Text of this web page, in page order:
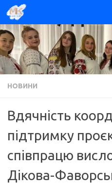
Skip to content
НОВИНИ
Вдячність
підтримку
співпрацю
Дікова-